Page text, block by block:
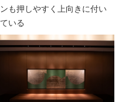
ンも押しやすく上向きに付い
ている